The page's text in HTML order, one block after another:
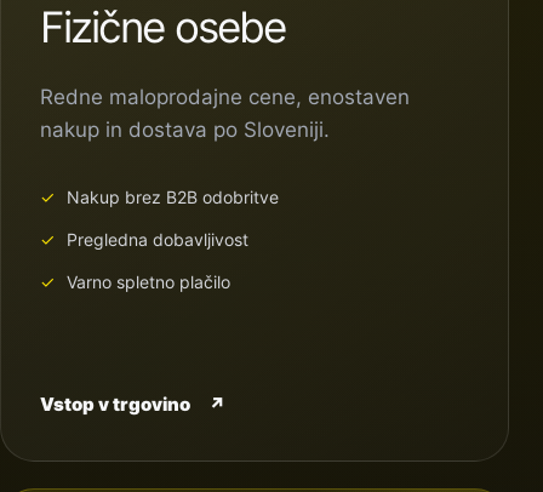
Fizične osebe
Redne maloprodajne cene, enostaven
nakup in dostava po Sloveniji.
Nakup brez B2B odobritve
Pregledna dobavljivost
Varno spletno plačilo
Vstop v trgovino ↗